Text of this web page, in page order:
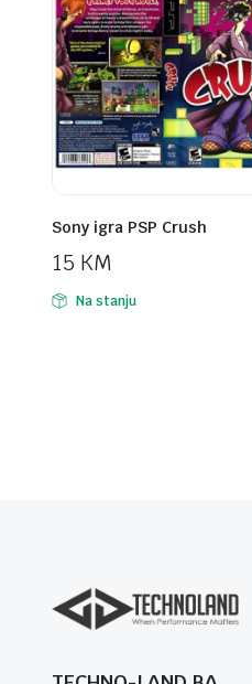
Sony igra PSP Crush
15 KM
Na stanju